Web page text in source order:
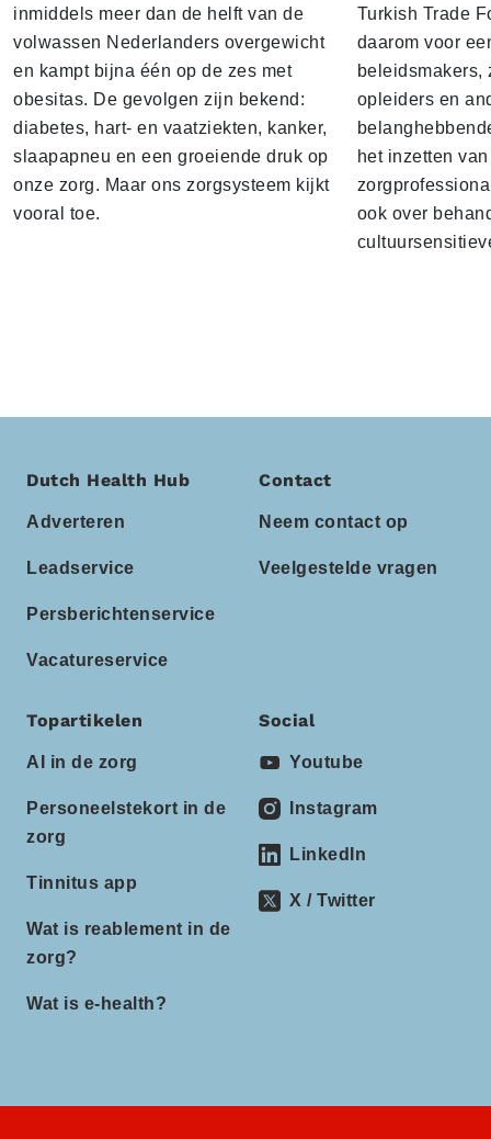
inmiddels meer dan de helft van de
volwassen Nederlanders overgewicht
en kampt bijna één op de zes met
obesitas. De gevolgen zijn bekend:
diabetes, hart- en vaatziekten, kanker,
slaapapneu en een groeiende druk op
onze zorg. Maar ons zorgsysteem kijkt
vooral toe.
Turkish Trade
daarom voor
beleidsmakers,
opleiders en
het inzetten
ook over
Dutch Health Hub
Adverteren
Leadservice
Persberichtenservice
Vacatureservice
Contact
Neem contact op
Veelgestelde vragen
Topartikelen
AI in de zorg
Personeelstekort in de
zorg
Tinnitus app
Wat is reablement in de
zorg?
Wat is e-health?
Social
Youtube
Instagram
LinkedIn
X / Twitter